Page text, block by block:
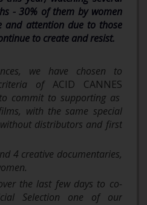
- 30% of them by women
and attention due to those
to create and resist.
we have chosen to
of ACID CANNES
commit to supporting as
with the same special
distributors and first
4 creative documentaries,
the last few days to co-
Selection one of our